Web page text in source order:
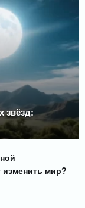
звёзд:
мир?